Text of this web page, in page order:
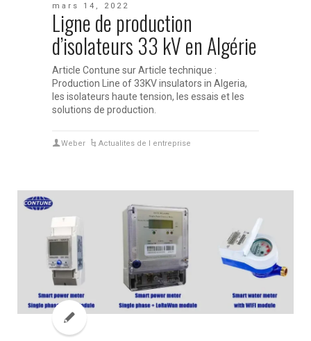
mars 14, 2022
Ligne de production
d’isolateurs 33 kV en Algérie
Article Contune sur Article technique :
Production Line of 33KV insulators in Algeria,
les isolateurs haute tension, les essais et les
solutions de production.
Weber Actualites de l entreprise